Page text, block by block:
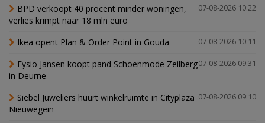
07-08-2026 10:22
BPD verkoopt 40 procent minder woningen,
verlies krimpt naar 18 mln euro
07-08-2026 10:11
Ikea opent Plan & Order Point in Gouda
07-08-2026 09:31
Fysio Jansen koopt pand Schoenmode Zeilberg
in Deurne
07-08-2026 09:10
Siebel Juweliers huurt winkelruimte in Cityplaza
Nieuwegein